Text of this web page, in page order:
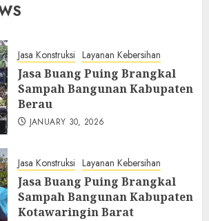
Jasa Konstruksi Layanan Kebersihan
Jasa Buang Puing Brangkal
Sampah Bangunan Kabupaten
Berau
JANUARY 30, 2026
Jasa Konstruksi Layanan Kebersihan
Jasa Buang Puing Brangkal
Sampah Bangunan Kabupaten
Kotawaringin Barat